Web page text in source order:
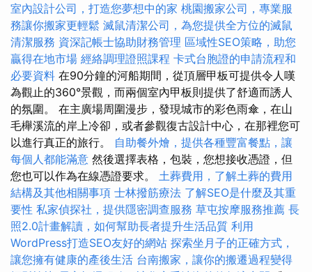
室內設計公司，打造您夢想中的家 桃園搬家公司，專業服
務讓你搬家更輕鬆 滅鼠清潔公司，為您提供全方位的滅鼠
清潔服務 資深記帳士協助財務管理 區域性SEO策略，助您
贏得在地市場 經絡調理證照課程 卡式台胞證的申請流程和
必要資料 在90分鐘的河船期間，從頂層甲板可提供令人嘆
為觀止的360°景觀，而兩個室內甲板則提供了舒適而誘人
的氛圍。 在主廣場周圍漫步，發現城市的彩色雨傘，在山
毛櫸溪流的岸上冷卻，或者參觀復古設計中心，在那裡您可
以進行真正的旅行。 自助餐外燴，提供各種豐富餐點，讓
每個人都能滿意 然後選擇表格，包裝，您想接收憑證，但
您也可以作為在線憑證要求。 土葬費用，了解土葬的費用
結構及其他相關事項 士林撥筋療法 了解SEO是什麼及其重
要性 私家偵探社，提供隱密調查服務 草屯按摩服務推薦 長
照2.0計畫解讀，如何幫助長者提升生活品質 利用
WordPress打造SEO友好的網站 探索坐月子的正確方式，
讓您擁有健康的產後生活 台南搬家，讓你的搬遷過程變得